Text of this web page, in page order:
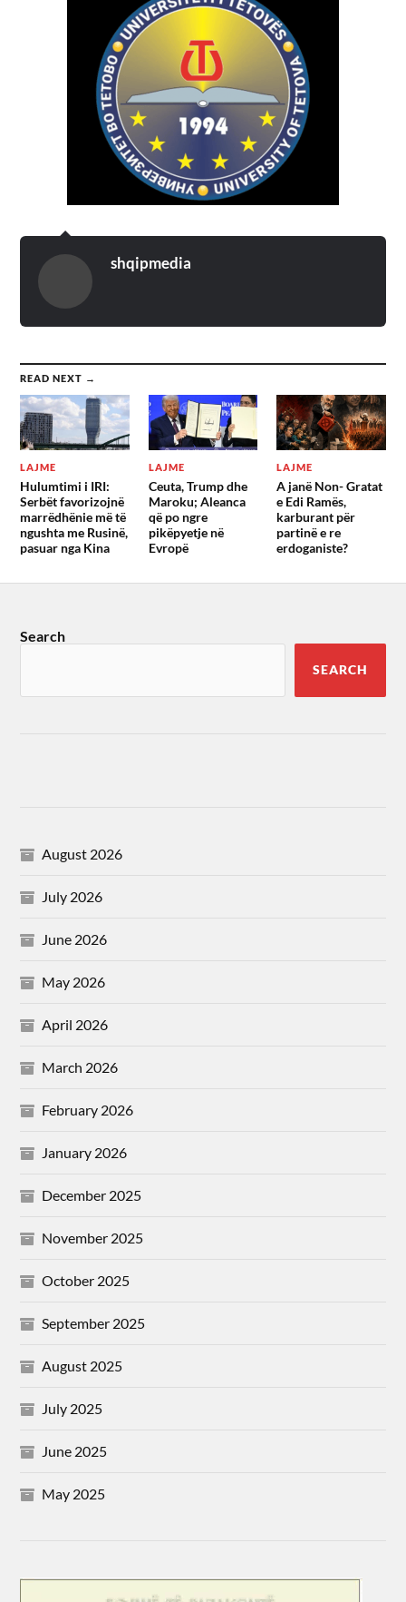
shqipmedia
READ NEXT →
LAJME
Hulumtimi i IRI:
Serbët favorizojnë
marrëdhënie më të
ngushta me Rusinë,
pasuar nga Kina
LAJME
Ceuta, Trump dhe
Maroku; Aleanca
që po ngre
pikëpyetje në
Evropë
LAJME
A janë Non- Gratat
e Edi Ramës,
karburant për
partinë e re
erdoganiste?
Search
SEARCH
August 2026
July 2026
June 2026
May 2026
April 2026
March 2026
February 2026
January 2026
December 2025
November 2025
October 2025
September 2025
August 2025
July 2025
June 2025
May 2025